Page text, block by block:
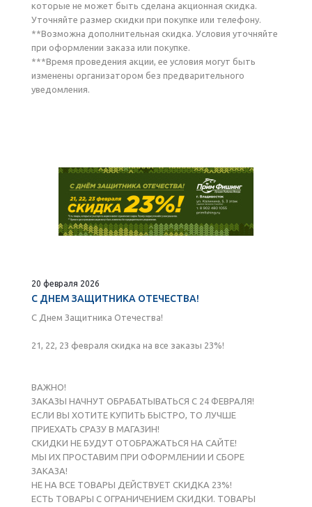
которые не может быть сделана акционная скидка.
Уточняйте размер скидки при покупке или телефону.
**Возможна дополнительная скидка. Условия уточняйте
при оформлении заказа или покупке.
***Время проведения акции, ее условия могут быть
изменены организатором без предварительного
уведомления.
20 февраля 2026
С ДНЕМ ЗАЩИТНИКА ОТЕЧЕСТВА!
С Днем Защитника Отечества!
21, 22, 23 февраля скидка на все заказы 23%!
ВАЖНО!
ЗАКАЗЫ НАЧНУТ ОБРАБАТЫВАТЬСЯ С 24 ФЕВРАЛЯ!
ЕСЛИ ВЫ ХОТИТЕ КУПИТЬ БЫСТРО, ТО ЛУЧШЕ
ПРИЕХАТЬ СРАЗУ В МАГАЗИН!
СКИДКИ НЕ БУДУТ ОТОБРАЖАТЬСЯ НА САЙТЕ!
МЫ ИХ ПРОСТАВИМ ПРИ ОФОРМЛЕНИИ И СБОРЕ
ЗАКАЗА!
НЕ НА ВСЕ ТОВАРЫ ДЕЙСТВУЕТ СКИДКА 23%!
ЕСТЬ ТОВАРЫ С ОГРАНИЧЕНИЕМ СКИДКИ. ТОВАРЫ